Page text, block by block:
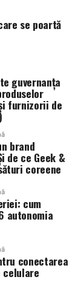
Decu.
Azaleea
în Cinema
sunt
și de
prezența
Sergiu
se poartă
guvernanța
furnizorii de
brand
de ce Geek &
coreene
cum
autonomia
conectarea
celulare